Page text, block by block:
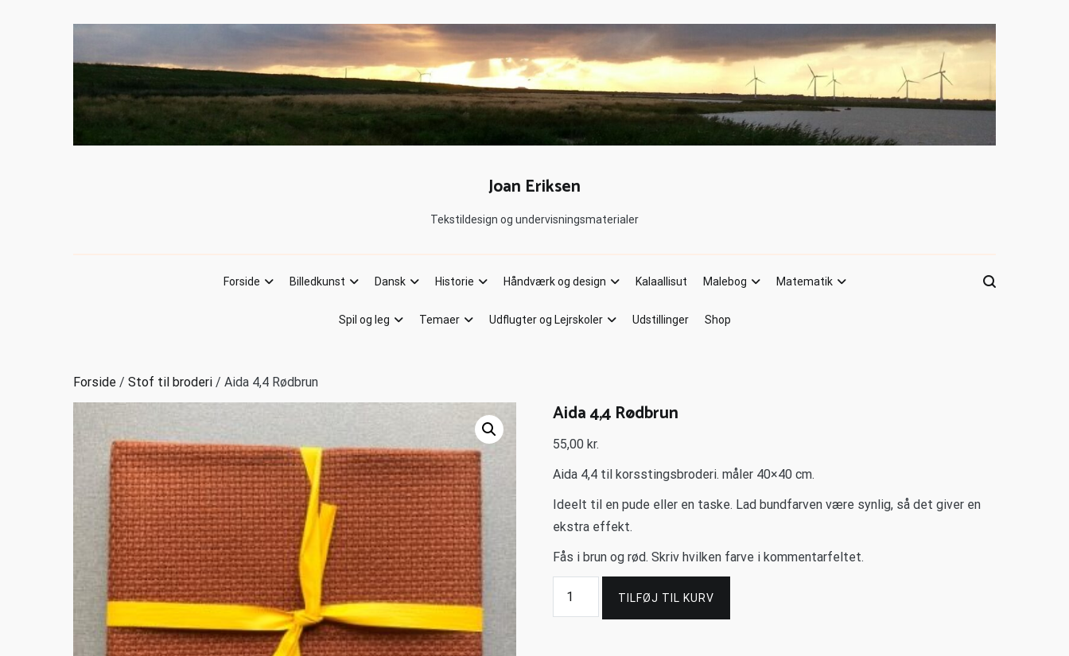
Joan Eriksen
Tekstildesign og undervisningsmaterialer
Forside Billedkunst Dansk Historie Håndværk og design Kalaallisut Malebog Matematik
Spil og leg Temaer Udflugter og Lejrskoler Udstillinger Shop
Forside / Stof til broderi / Aida 4,4 Rødbrun
Aida 4,4 Rødbrun
55,00kr.
Aida 4,4 til korsstingsbroderi. måler 40×40 cm.
Ideelt til en pude eller en taske. Lad bundfarven være synlig, så det giver en
ekstra effekt.
Fås i brun og rød. Skriv hvilken farve i kommentarfeltet.
TILFØJ TIL KURV